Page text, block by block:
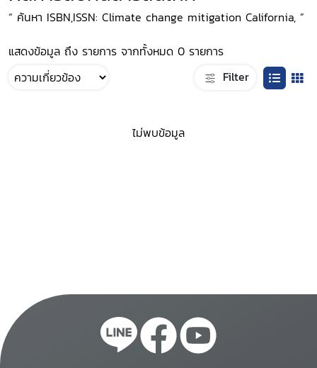
“ ค้นหา ISBN,ISSN: Climate change mitigation California, ”
แสดงข้อมูล ถึง รายการ จากทั้งหมด 0 รายการ
Filter
ไม่พบข้อมูล